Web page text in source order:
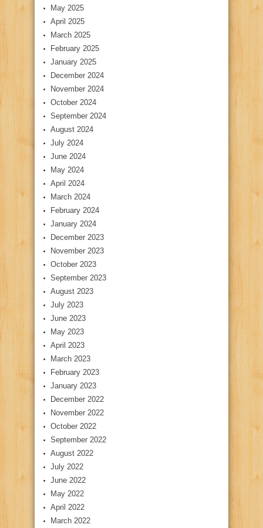
May 2025
April 2025
March 2025
February 2025
January 2025
December 2024
November 2024
October 2024
September 2024
August 2024
July 2024
June 2024
May 2024
April 2024
March 2024
February 2024
January 2024
December 2023
November 2023
October 2023
September 2023
August 2023
July 2023
June 2023
May 2023
April 2023
March 2023
February 2023
January 2023
December 2022
November 2022
October 2022
September 2022
August 2022
July 2022
June 2022
May 2022
April 2022
March 2022